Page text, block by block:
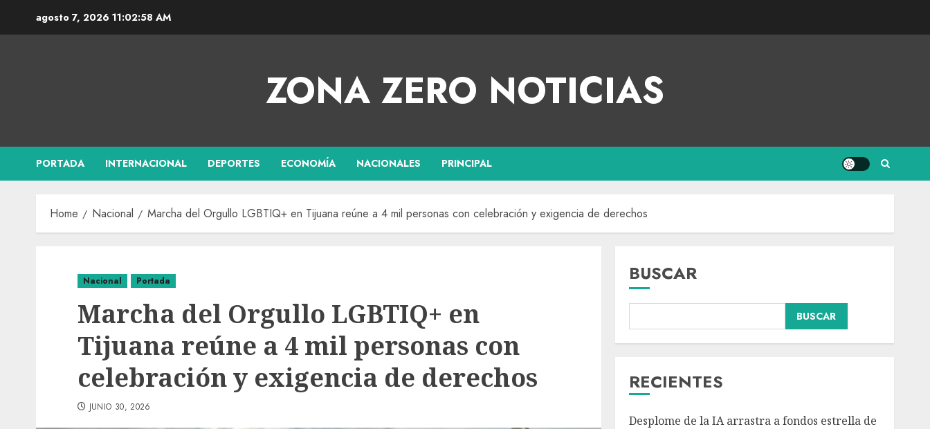
agosto 7, 2026 11:02:59 AM
ZONA ZERO NOTICIAS
PORTADA INTERNACIONAL DEPORTES ECONOMÍA NACIONALES PRINCIPAL
Home Nacional Marcha del Orgullo LGBTIQ+ en Tijuana reúne a 4 mil personas con celebración y exigencia de derechos
Nacional Portada
Marcha del Orgullo LGBTIQ+ en
Tijuana reúne a 4 mil personas con
celebración y exigencia de derechos
JUNIO 30, 2026
BUSCAR
BUSCAR
RECIENTES
Desplome de la IA arrastra a fondos estrella de
3
Fallece Carlos Garfias
Merlos, arzobispo
Internacional